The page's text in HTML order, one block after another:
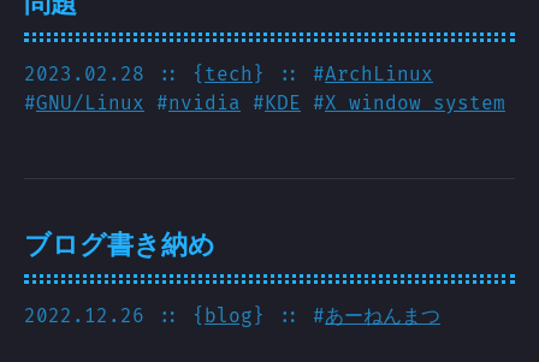
2023.02.28 :: { tech } :: #ArchLinux
#GNU/Linux #nvidia #KDE #X window system
ブログ書き納め
2022.12.26 :: { blog } :: #あーねんまつ